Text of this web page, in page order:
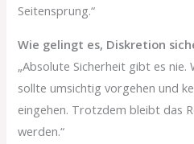
Seitensprung.“
Wie gelingt es, Diskretion
„Absolute Sicherheit gibt es
sollte umsichtig vorgehen und
eingehen. Trotzdem bleibt das
werden.“